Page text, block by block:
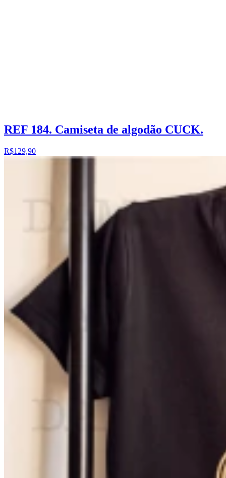
REF 184. Camiseta de algodão CUCK.
R$129,90